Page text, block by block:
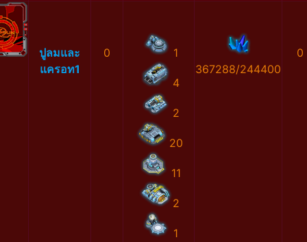
ปูลมและ
แครอท1
0 1
4
2
20
11
2
1
367288/244400
0